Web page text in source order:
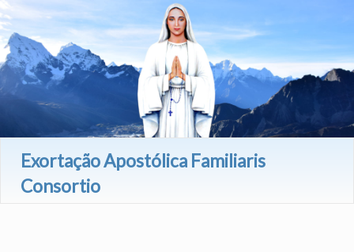
Exortação Apostólica Familiaris
Consortio